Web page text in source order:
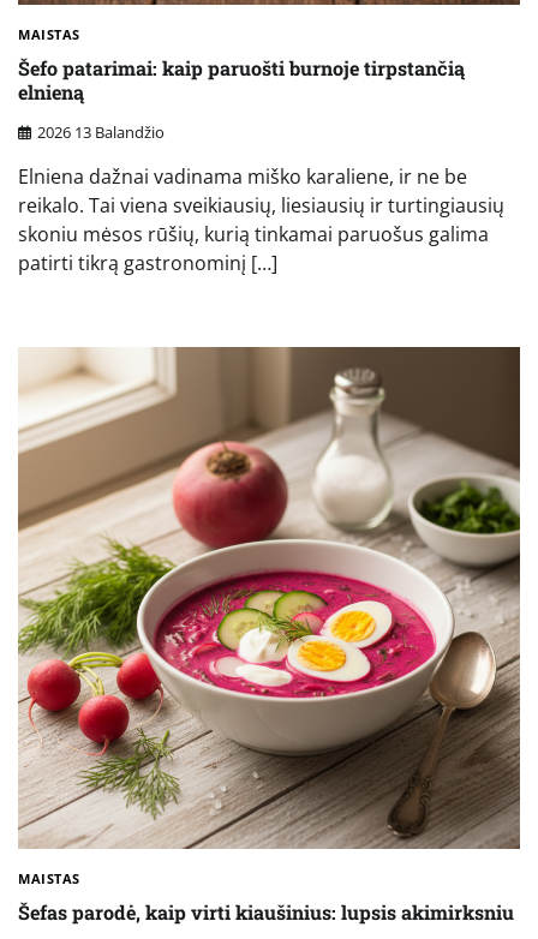
MAISTAS
Šefo patarimai: kaip paruošti burnoje tirpstančią
elnieną
2026 13 Balandžio
Elniena dažnai vadinama miško karaliene, ir ne be
reikalo. Tai viena sveikiausių, liesiausių ir turtingiausių
skoniu mėsos rūšių, kurią tinkamai paruošus galima
patirti tikrą gastronominį […]
MAISTAS
Šefas parodė, kaip virti kiaušinius: lupsis akimirksniu